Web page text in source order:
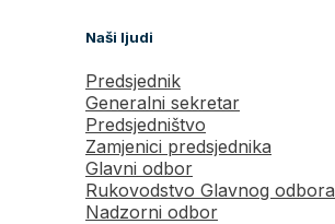
Naši ljudi
Predsjednik
Generalni sekretar
Predsjedništvo
Zamjenici predsjednika
Glavni odbor
Rukovodstvo Glavnog odbora
Nadzorni odbor